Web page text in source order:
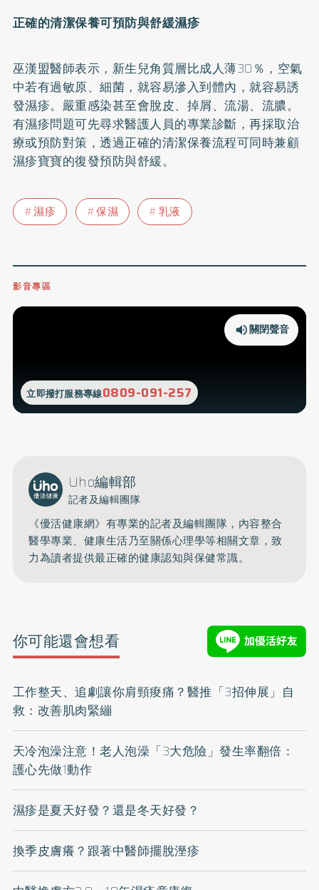
正確的清潔保養可預防與舒緩濕疹
巫漢盟醫師表示，新生兒角質層比成人薄30％，空氣
中若有過敏原、細菌，就容易滲入到體內，就容易誘
發濕疹。嚴重感染甚至會脫皮、掉屑、流湯、流膿。
有濕疹問題可先尋求醫護人員的專業診斷，再採取治
療或預防對策，透過正確的清潔保養流程可同時兼顧
濕疹寶寶的復發預防與舒緩。
濕疹 保濕 乳液
影音專區
立即撥打服務專線0809-091-257
關閉聲音
Uho編輯部
記者及編輯團隊
《優活健康網》有專業的記者及編輯團隊，內容整合
醫學專業、健康生活乃至關係心理學等相關文章，致
力為讀者提供最正確的健康認知與保健常識。
你可能還會想看
工作整天、追劇讓你肩頸痠痛？醫推「3招伸展」自
救：改善肌肉緊繃
天冷泡澡注意！老人泡澡「3大危險」發生率翻倍：
護心先做1動作
濕疹是夏天好發？還是冬天好發？
換季皮膚癢？跟著中醫師擺脫溼疹